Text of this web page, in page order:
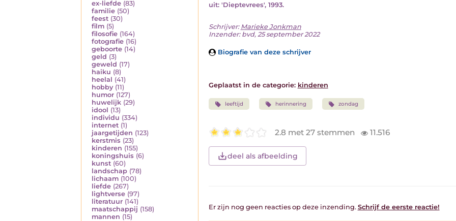
ex-liefde (83)
familie (50)
feest (30)
film (5)
filosofie (164)
fotografie (16)
geboorte (14)
geld (3)
geweld (17)
haiku (8)
heelal (41)
hobby (11)
humor (127)
huwelijk (29)
idool (13)
individu (334)
internet (1)
jaargetijden (123)
kerstmis (23)
kinderen (155)
koningshuis (6)
kunst (60)
landschap (78)
lichaam (100)
liefde (267)
lightverse (97)
literatuur (141)
maatschappij (158)
mannen (15)
uit: 'Dieptevrees', 1993.
Schrijver: Marieke Jonkman
Inzender: bvd, 25 september 2022
Biografie van deze schrijver
Geplaatst in de categorie: kinderen
leeftijd herinnering zondag
2.8 met 27 stemmen 11.516
deel als afbeelding
Er zijn nog geen reacties op deze inzending. Schrijf de eerste reactie!